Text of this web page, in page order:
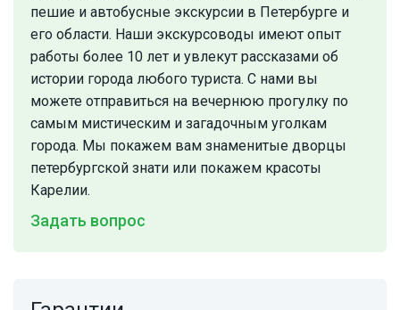
пешие и автобусные экскурсии в Петербурге и
его области. Наши экскурсоводы имеют опыт
работы более 10 лет и увлекут рассказами об
истории города любого туриста. С нами вы
можете отправиться на вечернюю прогулку по
самым мистическим и загадочным уголкам
города. Мы покажем вам знаменитые дворцы
петербургской знати или покажем красоты
Карелии.
Задать вопрос